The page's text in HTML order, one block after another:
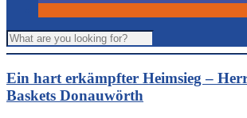
Ein hart erkämpfter Heimsieg –
Baskets Donauwörth